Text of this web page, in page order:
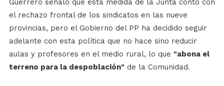
Guerrero señaló que esta medida de la Junta contó con
el rechazo frontal de los sindicatos en las nueve
provincias, pero el Gobierno del PP ha decidido seguir
adelante con esta política que no hace sino reducir
aulas y profesores en el medio rural, lo que "abona el
terreno para la despoblación" de la Comunidad.